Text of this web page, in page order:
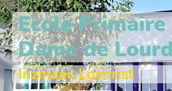
Ecole
Dame de
Inzinzac Lochrist